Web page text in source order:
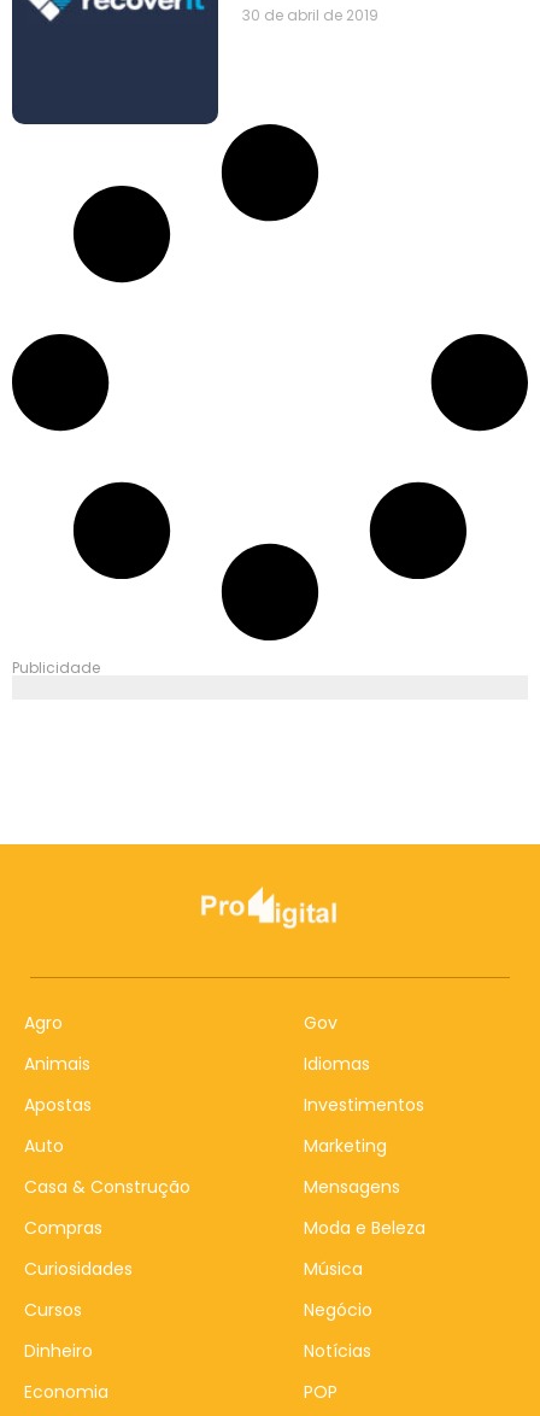
30 de abril de 2019
Publicidade
Agro
Animais
Apostas
Auto
Casa & Construção
Compras
Curiosidades
Cursos
Dinheiro
Economia
Gov
Idiomas
Investimentos
Marketing
Mensagens
Moda e Beleza
Música
Negócio
Notícias
POP